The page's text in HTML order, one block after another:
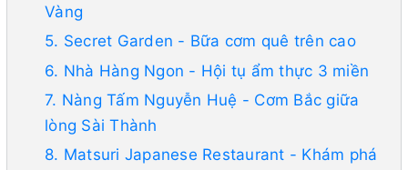
Vàng
5. Secret Garden - Bữa cơm quê trên cao
6. Nhà Hàng Ngon - Hội tụ ẩm thực 3 miền
7. Nàng Tấm Nguyễn Huệ - Cơm Bắc giữa
lòng Sài Thành
8. Matsuri Japanese Restaurant - Khám phá